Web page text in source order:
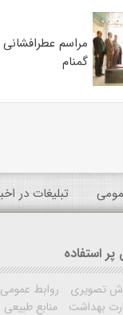
مراسم عطرافشانی
گمنام
تبلیغات در
استفاده
تصویری روابط عمومی
بهداشت منابع طبیعی